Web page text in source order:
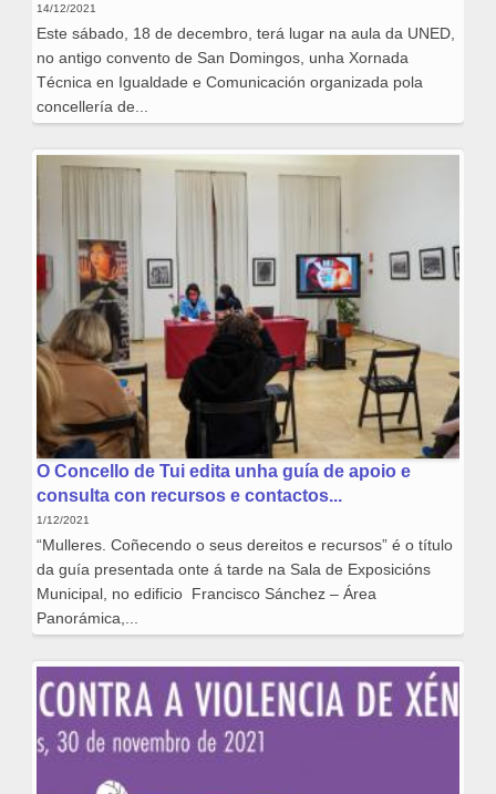
14/12/2021
Este sábado, 18 de decembro, terá lugar na aula da UNED,
no antigo convento de San Domingos, unha Xornada
Técnica en Igualdade e Comunicación organizada pola
concellería de...
O Concello de Tui edita unha guía de apoio e
consulta con recursos e contactos...
1/12/2021
“Mulleres. Coñecendo o seus dereitos e recursos” é o título
da guía presentada onte á tarde na Sala de Exposicións
Municipal, no edificio Francisco Sánchez – Área
Panorámica,...